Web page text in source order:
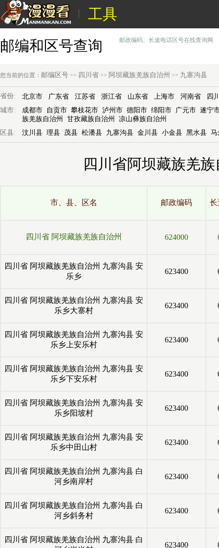
工具
邮编和区号查询
邮政编码、长途电话区号在线查询网
您当前的位置： 邮编区号 >> 四川省 >> 阿坝藏族羌族自治州 >> 九寨沟县
省份: 北京市 广东省 江苏省 浙江省 山东省 上海市 河南省
四
城市:
成都市 自贡市 攀枝花市 泸州市 德阳市 绵阳市 广元市 遂宁
族羌族自治州
甘孜藏族自治州
凉山彝族自治州
区县:
汶川县 理县 茂县 松潘县 九寨沟县 金川县 小金县 黑水县 马
四川省阿坝藏族羌
市、县、区名 邮政编码 长
四川省 阿坝藏族羌族自治州 624000
四川省 阿坝藏族羌族自治州 九寨沟县 安
乐乡
623400
四川省 阿坝藏族羌族自治州 九寨沟县 安
乐乡大寨村
623400
四川省 阿坝藏族羌族自治州 九寨沟县 安
乐乡上安乐村
623400
四川省 阿坝藏族羌族自治州 九寨沟县 安
乐乡下安乐村
623400
四川省 阿坝藏族羌族自治州 九寨沟县 安
乐乡阳坡村
623400
四川省 阿坝藏族羌族自治州 九寨沟县 安
乐乡中田山村
623400
四川省 阿坝藏族羌族自治州 九寨沟县 白
河乡南岸村
623400
四川省 阿坝藏族羌族自治州 九寨沟县 白
河乡斜务村
623400
四川省 阿坝藏族羌族自治州 九寨沟县 白
623400